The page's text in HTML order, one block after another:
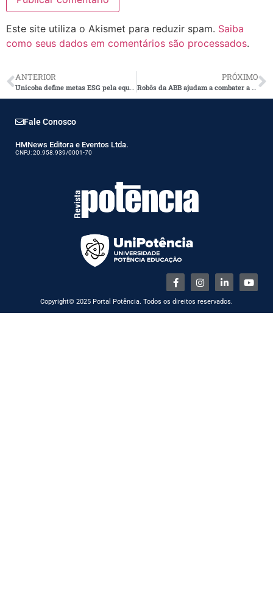
Este site utiliza o Akismet para reduzir spam. Saiba
como seus dados em comentários são processados.
ANTERIOR
Unicoba define metas ESG pela equidade de gênero
PRÓXIMO
Robôs da ABB ajudam a combater a Covid
Fale Conosco
HMNews Editora e Eventos Ltda.
CNPJ: 20.958.939/0001-70
Copyright© 2025 Portal Potência. Todos os direitos reservados.